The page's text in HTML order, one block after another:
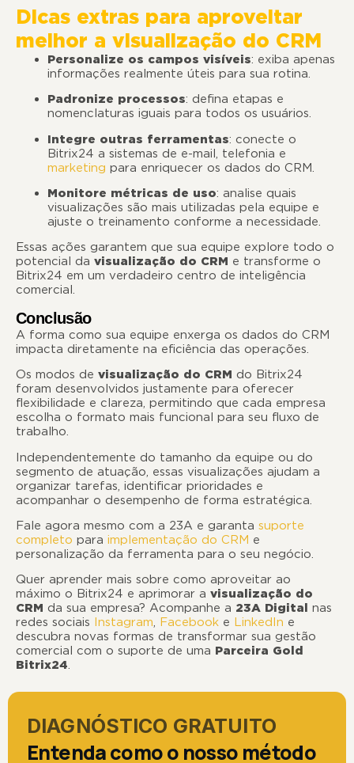
Dicas extras para aproveitar
melhor a visualização do CRM
Personalize os campos visíveis: exiba apenas
informações realmente úteis para sua rotina.
Padronize processos: defina etapas e
nomenclaturas iguais para todos os usuários.
Integre outras ferramentas: conecte o
Bitrix24 a sistemas de e-mail, telefonia e
marketing para enriquecer os dados do CRM.
Monitore métricas de uso: analise quais
visualizações são mais utilizadas pela equipe e
ajuste o treinamento conforme a necessidade.
Essas ações garantem que sua equipe explore todo o
potencial da visualização do CRM e transforme o
Bitrix24 em um verdadeiro centro de inteligência
comercial.
Conclusão
A forma como sua equipe enxerga os dados do CRM
impacta diretamente na eficiência das operações.
Os modos de visualização do CRM do Bitrix24
foram desenvolvidos justamente para oferecer
flexibilidade e clareza, permitindo que cada empresa
escolha o formato mais funcional para seu fluxo de
trabalho.
Independentemente do tamanho da equipe ou do
segmento de atuação, essas visualizações ajudam a
organizar tarefas, identificar prioridades e
acompanhar o desempenho de forma estratégica.
Fale agora mesmo com a 23A e garanta suporte
completo para implementação do CRM e
personalização da ferramenta para o seu negócio.
Quer aprender mais sobre como aproveitar ao
máximo o Bitrix24 e aprimorar a visualização do
CRM da sua empresa? Acompanhe a 23A Digital
nas
redes sociais
Instagram, Facebook e LinkedIn e
descubra novas formas de transformar sua gestão
comercial com o suporte de uma Parceira Gold
Bitrix24.
DIAGNÓSTICO GRATUITO
Entenda como o nosso método